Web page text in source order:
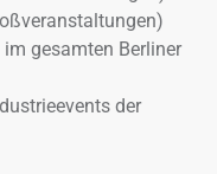
gesamten Berliner
der